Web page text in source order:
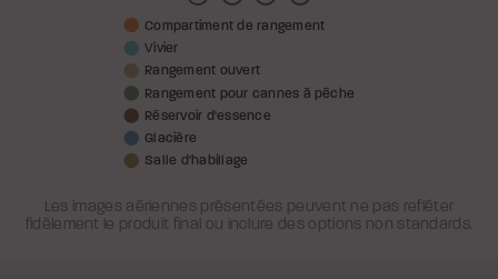
Photo
1
Photo
2
Photo
3
Photo
4
Compartiment de rangement
Vivier
Rangement ouvert
Rangement pour cannes à pêche
Réservoir d'essence
Glacière
Salle d'habillage
Les images aériennes présentées peuvent ne pas refléter
fidèlement le produit final ou inclure des options non standards.